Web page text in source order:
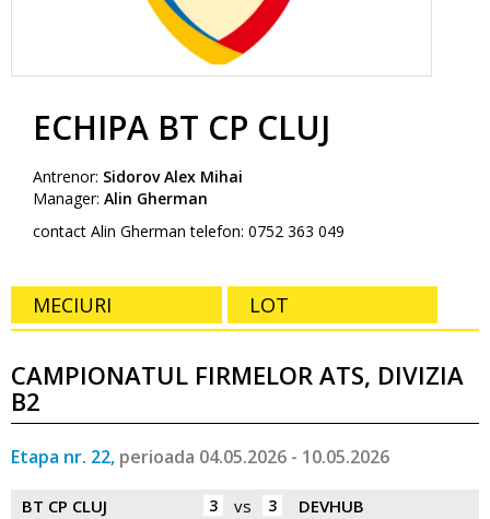
ECHIPA BT CP CLUJ
Antrenor: Sidorov Alex Mihai
Manager: Alin Gherman
contact Alin Gherman telefon: 0752 363 049
MECIURI LOT
CAMPIONATUL FIRMELOR ATS, DIVIZIA
B2
Etapa nr. 22, perioada 04.05.2026 - 10.05.2026
BT CP CLUJ 3 vs 3 DEVHUB